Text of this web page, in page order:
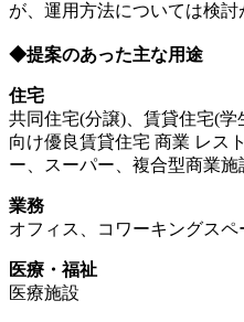
が、運用方法については検討
◆提案のあった主な用途
住宅
共同住宅(分譲)、賃貸住宅(
向け優良賃貸住宅 商業 レス
ー、スーパー、複合型商業施
業務
オフィス、コワーキングス
医療・福祉
医療施設